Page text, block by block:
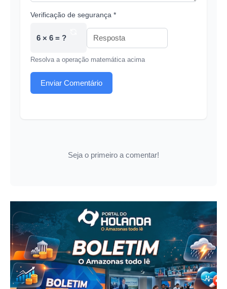
Verificação de segurança *
6 × 6 = ?
Resolva a operação matemática acima
Enviar Comentário
Seja o primeiro a comentar!